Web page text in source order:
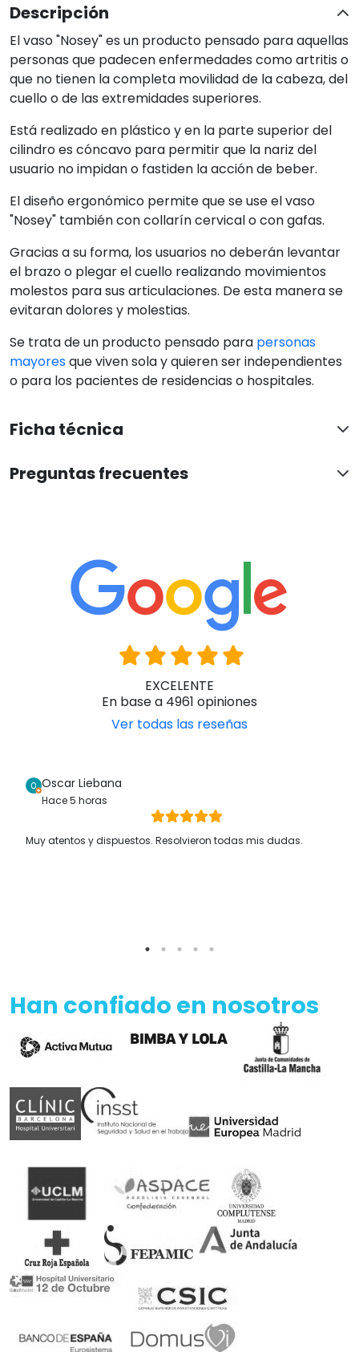
Descripción
El vaso "Nosey" es un producto pensado para aquellas
personas que padecen enfermedades como artritis o
que no tienen la completa movilidad de la cabeza, del
cuello o de las extremidades superiores.
Está realizado en plástico y en la parte superior del
cilindro es cóncavo para permitir que la nariz del
usuario no impidan o fastiden la acción de beber.
El diseño ergonómico permite que se use el vaso
"Nosey" también con collarín cervical o con gafas.
Gracias a su forma, los usuarios no deberán levantar
el brazo o plegar el cuello realizando movimientos
molestos para sus articulaciones. De esta manera se
evitaran dolores y molestias.
Se trata de un producto pensado para personas
mayoresque viven sola y quieren ser independientes
o para los pacientes de residencias o hospitales.
Ficha técnica
Preguntas frecuentes
EXCELENTE
En base a 4961 opiniones
Ver todas las reseñas
Oscar Liebana
Hace 5 horas
Muy atentos y dispuestos. Resolvieron todas mis dudas.
Han confiado en nosotros